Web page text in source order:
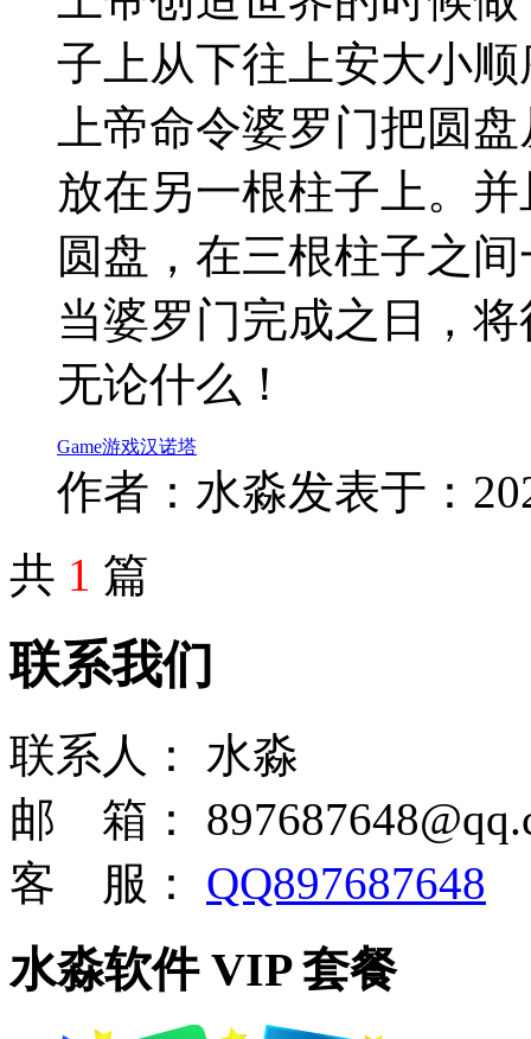
子上从下往上安大小
上帝命令婆罗门把圆
放在另一根柱子上。
圆盘，在三根柱子之
当婆罗门完成之日，
无论什么！
Game游戏汉诺塔
作者：水淼发表于：
共 1 篇
联系我们
联系人：
水淼
邮 箱：
客 服：
QQ897687648
水淼软件 VIP 套餐